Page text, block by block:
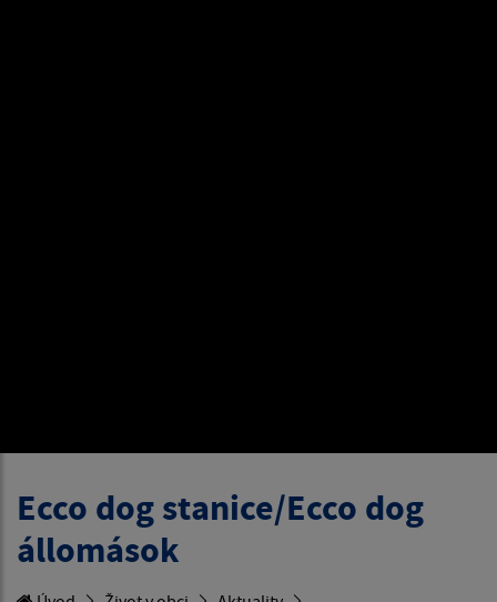
Ecco dog stanice/Ecco dog
állomások